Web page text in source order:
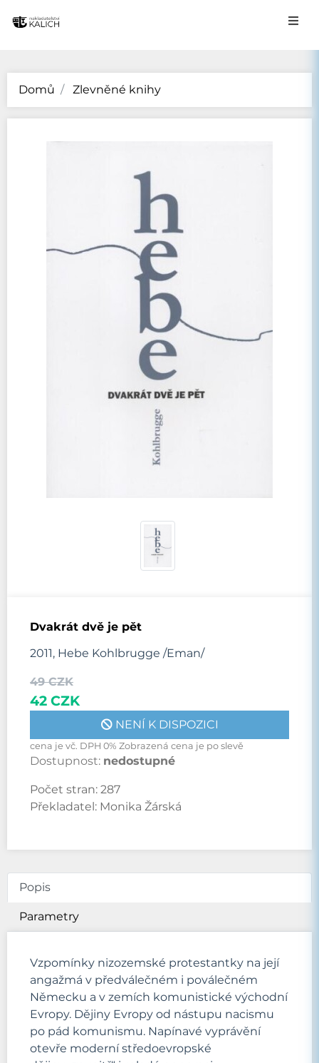
Domů Zlevněné knihy
Dvakrát dvě je pět
2011, Hebe Kohlbrugge /Eman/
49 CZK
42 CZK
NENÍ K DISPOZICI
cena je vč. DPH 0% Zobrazená cena je po slevě
Dostupnost: nedostupné
Počet stran: 287
Překladatel: Monika Žárská
Popis
Parametry
Vzpomínky nizozemské protestantky na její
angažmá v předválečném i poválečném
Německu a v zemích komunistické východní
Evropy. Dějiny Evropy od nástupu nacismu
po pád komunismu. Napínavé vyprávění
otevře moderní středoevropské